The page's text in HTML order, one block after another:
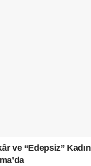
ve “Edepsiz”